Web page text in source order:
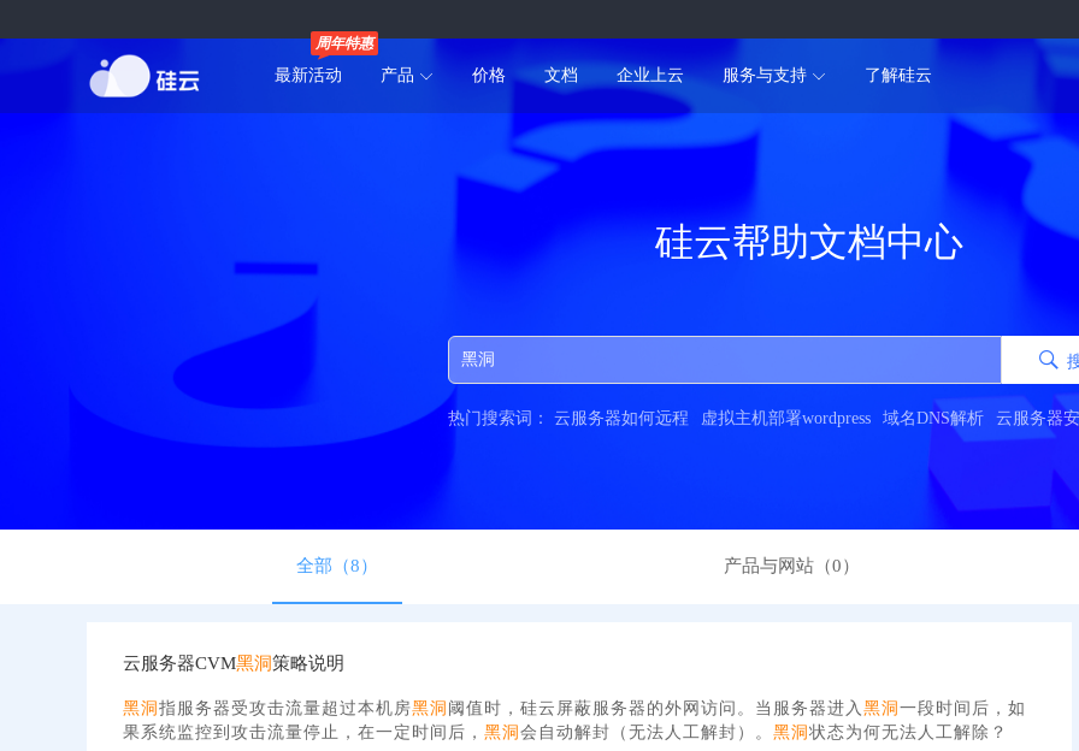
最新活动
周年特惠
产品 价格 文档 企业上云 服务与支持 了解硅云
硅云帮助文档中心
热门搜索词： 云服务器如何远程 虚拟主机部署wordpress 域名DNS解析 云服务器
全部（8） 产品与网站（0）
云服务器CVM黑洞策略说明
黑洞 指服务器受攻击流量超过本机房黑洞 阈值时，硅云屏蔽服务器的外网访问。当服务器进入 黑洞 一段时间后，如
果系统监控到攻击流量停止，在一定时间后， 黑洞 会自动解封（无法人工解封）。 黑洞 状态为何无法人工解除？